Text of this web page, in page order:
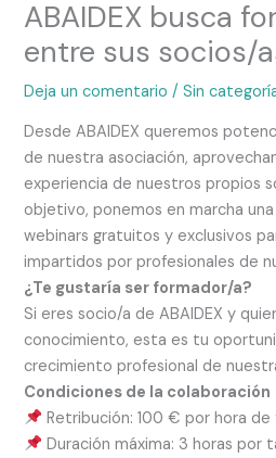
ABAIDEX busca
entre sus socios/
Deja un comentario /Sin
Desde ABAIDEX queremos
de nuestra asociación,
experiencia de nuestros propios
objetivo, ponemos en marcha
webinars gratuitos y exclusivos
impartidos por profesionales de
¿Te gustaría ser formador/a?
Si eres socio/a de ABAIDEX y
conocimiento, esta es tu
crecimiento profesional de
Condiciones de la colaboración
Retribución: 100 € por hora de
Duración máxima: 3 horas por